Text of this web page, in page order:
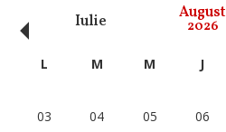
Iulie August
2026
‹ L M M J
03
04 05 06